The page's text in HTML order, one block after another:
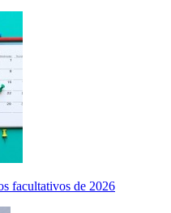
facultativos de 2026